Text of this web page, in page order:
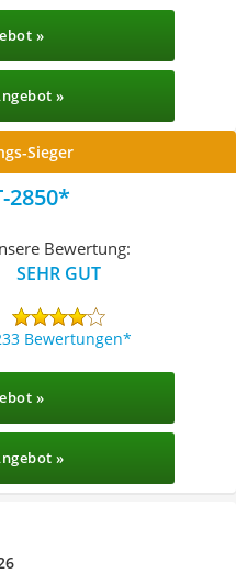
»
»
Sieger
2850
Bewertung:
SEHR GUT
Bewertungen
»
»